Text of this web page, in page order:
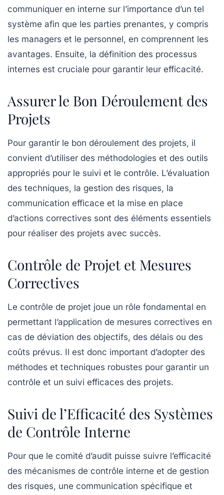
communiquer en interne sur l’importance d’un tel
système afin que les parties prenantes, y compris
les managers et le personnel, en comprennent les
avantages. Ensuite, la définition des processus
internes est cruciale pour garantir leur efficacité.
Assurer le Bon Déroulement des
Projets
Pour garantir le bon déroulement des projets, il
convient d’utiliser des méthodologies et des outils
appropriés pour le suivi et le contrôle. L’évaluation
des techniques, la gestion des risques, la
communication efficace et la mise en place
d’actions correctives sont des éléments essentiels
pour réaliser des projets avec succès.
Contrôle de Projet et Mesures
Correctives
Le contrôle de projet joue un rôle fondamental en
permettant l’application de mesures correctives en
cas de déviation des objectifs, des délais ou des
coûts prévus. Il est donc important d’adopter des
méthodes et techniques robustes pour garantir un
contrôle et un suivi efficaces des projets.
Suivi de l’Efficacité des Systèmes
de Contrôle Interne
Pour que le comité d’audit puisse suivre l’efficacité
des mécanismes de contrôle interne et de gestion
des risques, une communication spécifique et